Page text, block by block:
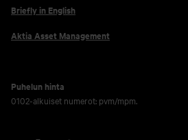
Briefly in English
Aktia Asset Management
Puhelun hinta
0102-alkuiset numerot: pvm/mpm.